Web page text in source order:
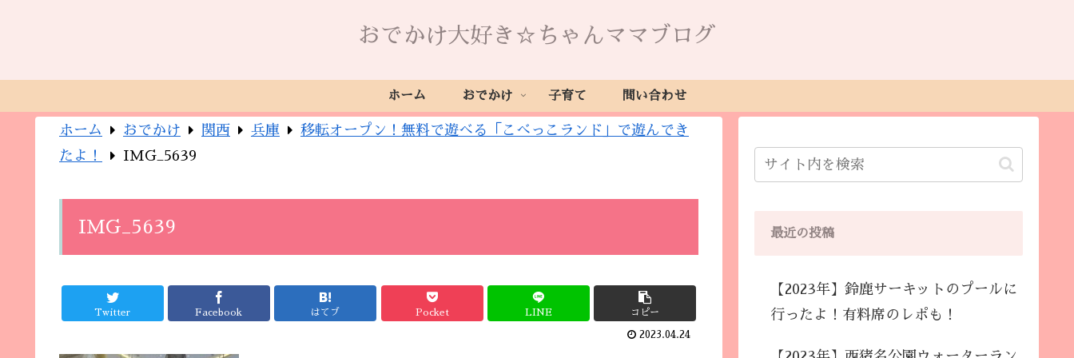
おでかけ大好き☆ちゃんママブログ
ホーム おでかけ 子育て 問い合わせ
ホーム おでかけ 関西 兵庫
移転オープン！無料で遊べる「こべっこランド」で遊んでき
たよ！
IMG_5639
IMG_5639
Twitter Facebook はてブ Pocket LINE コピー
2023.04.24
最近の投稿
【2023年】鈴鹿サーキットのプールに
行ったよ！有料席のレポも！